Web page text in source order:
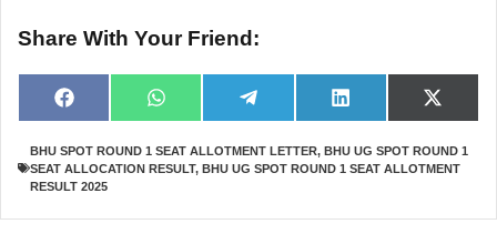
Share With Your Friend:
Share
on
F
a
e
b
o
k
Share
on
W
h
t
s
p
Share
on
e
e
g
m
Share
on
L
i
k
e
n
Share
on
X
(
w
i
e
BHU SPOT ROUND 1 SEAT ALLOTMENT LETTER, BHU UG SPOT ROUND 1
SEAT ALLOCATION RESULT, BHU UG SPOT ROUND 1 SEAT ALLOTMENT
RESULT 2025